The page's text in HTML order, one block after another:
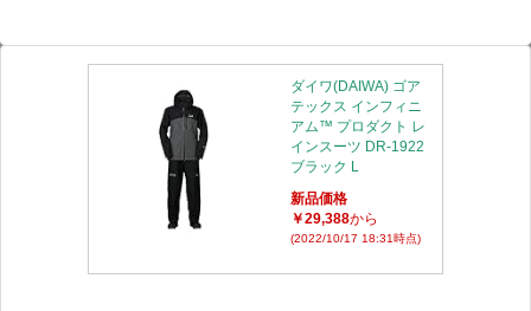
ダイワ(DAIWA) ゴア
テックス インフィニ
アム™ プロダクト レ
インスーツ DR-1922
ブラック L
新品価格
￥29,388から
(2022/10/17 18:31時点)